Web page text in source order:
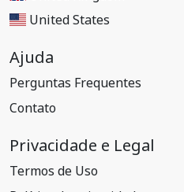
United States
Ajuda
Perguntas Frequentes
Contato
Privacidade e Legal
Termos de Uso